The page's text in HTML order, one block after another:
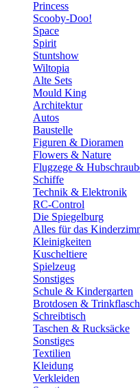
Princess
Scooby-Doo!
Space
Spirit
Stuntshow
Wiltopia
Alte Sets
Mould King
Architektur
Autos
Baustelle
Figuren & Dioramen
Flowers & Nature
Flugzege &
Schiffe
Technik & Elektronik
RC-Control
Die Spiegelburg
Alles für das
Kleinigkeiten
Kuscheltiere
Spielzeug
Sonstiges
Schule & Kindergarten
Brotdosen &
Schreibtisch
Taschen & Rucksäcke
Sonstiges
Textilien
Kleidung
Verkleiden